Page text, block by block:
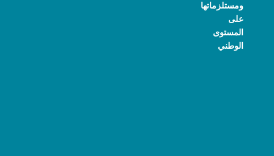
ومستلزماتها
على
المستوى
الوطني